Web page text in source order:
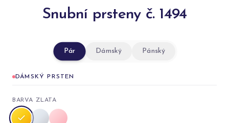
Snubní prsteny č. 1494
Pár Dámský Pánský
DÁMSKÝ PRSTEN
BARVA ZLATA